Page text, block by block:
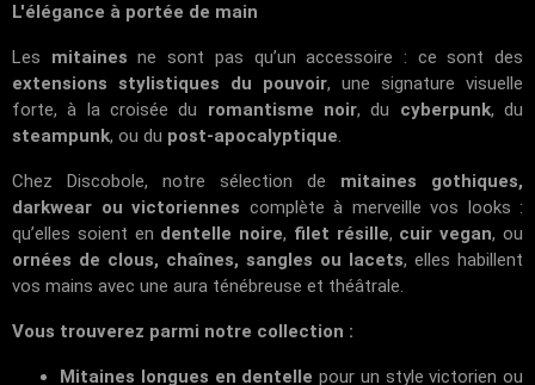
L'élégance à portée de main
Les mitaines ne sont pas qu’un accessoire : ce sont des
extensions stylistiques du pouvoir, une signature visuelle
forte, à la croisée du romantisme noir, du cyberpunk, du
steampunk, ou du post-apocalyptique.
Chez Discobole, notre sélection de mitaines gothiques,
darkwear ou victoriennes complète à merveille vos looks :
qu’elles soient en dentelle noire, filet résille, cuir vegan, ou
ornées de clous, chaînes, sangles ou lacets, elles habillent
vos mains avec une aura ténébreuse et théâtrale.
Vous trouverez parmi notre collection :
Mitaines longues en dentelle pour un style victorien ou